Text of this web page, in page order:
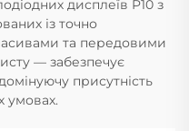
дисплеїв P10 з
із точно
та передовими
— забезпечує
присутність
умовах.